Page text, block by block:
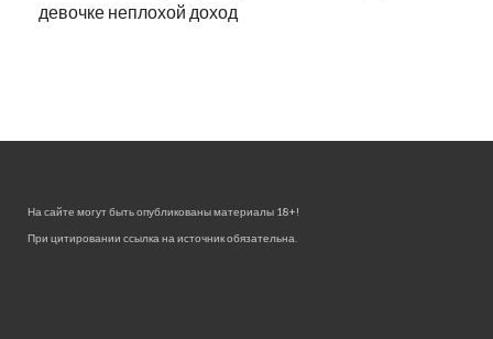
девочке неплохой доход
На сайте могут быть опубликованы материалы 18+!
При цитировании ссылка на источник обязательна.